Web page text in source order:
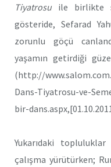
Tiyatrosuile birlikte
gösteride, Sefarad
zorunlu göçü
yaşamın getirdiği
(http://
Dans-Tiyatrosu-ve-
bir-
Yukarıdaki
çalışma yürütürken;